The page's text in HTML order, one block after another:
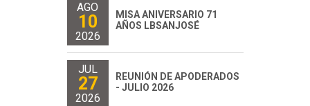
AGO
10
2026
MISA ANIVERSARIO 71
AÑOS LBSANJOSÉ
JUL
27
2026
REUNIÓN DE APODERADOS
- JULIO 2026